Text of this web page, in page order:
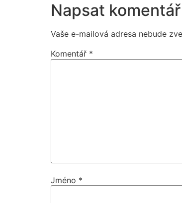
Napsat komentář
Vaše e-mailová adresa nebude
Komentář *
Jméno *